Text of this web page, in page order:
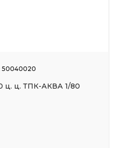
50040020
ц. ц. ТПК-АКВА 1/80